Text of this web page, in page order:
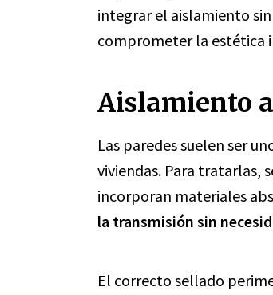
integrar el aislamiento
comprometer la estética
Aislamiento
Las paredes suelen ser
viviendas. Para tratarlas,
incorporan materiales
la transmisión sin
El correcto sellado